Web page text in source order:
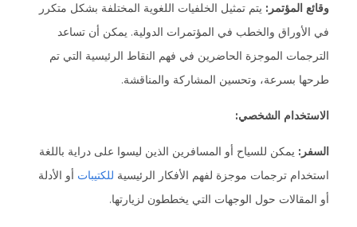
وقائع المؤتمر: يتم تمثيل الخلفيات اللغوية المختلفة بشكل متكرر
في الأوراق والخطب في المؤتمرات الدولية. يمكن أن تساعد
الترجمات الموجزة الحاضرين في فهم النقاط الرئيسية التي تم
طرحها بسرعة، وتحسين المشاركة والمناقشة.
الاستخدام الشخصي:
السفر: يمكن للسياح أو المسافرين الذين ليسوا على دراية باللغة
استخدام ترجمات موجزة لفهم الأفكار الرئيسية للكتيبات أو الأدلة
أو المقالات حول الوجهات التي يخططون لزيارتها.